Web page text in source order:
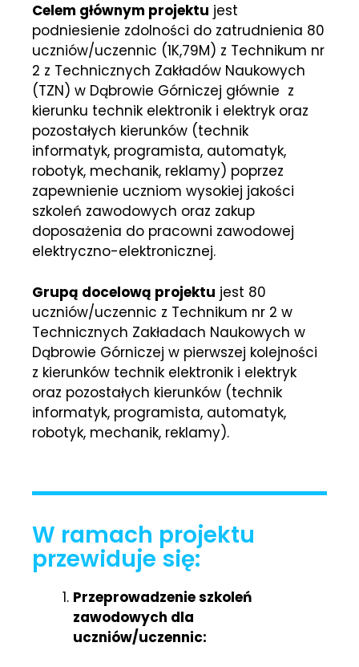
Celem głównym projektu jest
podniesienie zdolności do zatrudnienia 80
uczniów/uczennic (1K,79M) z Technikum nr
2 z Technicznych Zakładów Naukowych
(TZN) w Dąbrowie Górniczej głównie z
kierunku technik elektronik i elektryk oraz
pozostałych kierunków (technik
informatyk, programista, automatyk,
robotyk, mechanik, reklamy) poprzez
zapewnienie uczniom wysokiej jakości
szkoleń zawodowych oraz zakup
doposażenia do pracowni zawodowej
elektryczno-elektronicznej.
Grupą docelową projektu jest 80
uczniów/uczennic z Technikum nr 2 w
Technicznych Zakładach Naukowych w
Dąbrowie Górniczej w pierwszej kolejności
z kierunków technik elektronik i elektryk
oraz pozostałych kierunków (technik
informatyk, programista, automatyk,
robotyk, mechanik, reklamy).
W ramach projektu
przewiduje się:
Przeprowadzenie szkoleń
zawodowych dla
uczniów/uczennic: